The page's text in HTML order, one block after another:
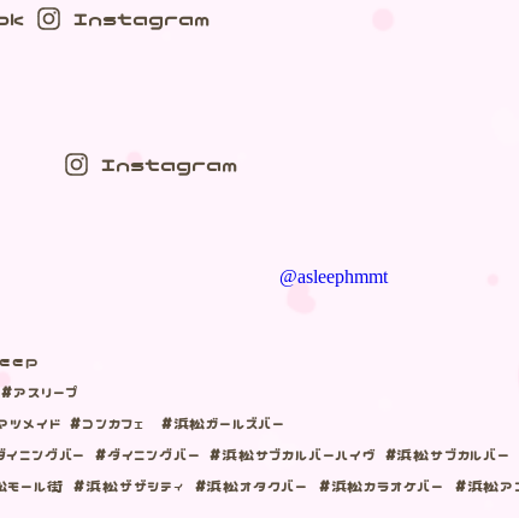
Instagram
Instagram
@asleephmmt
スリープ
ツメイド #コンカフェ #浜松ガールズバー
ングバー #ダイニングバー #浜松サブカルバーハイヴ #浜松サブカルバ
ール街 #浜松ザザシティ #浜松オタクバー #浜松カラオケバー #浜松アニ